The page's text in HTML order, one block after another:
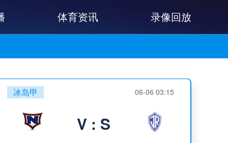
体育资讯 录像回放
冰岛甲 06-06 03:15
V : S